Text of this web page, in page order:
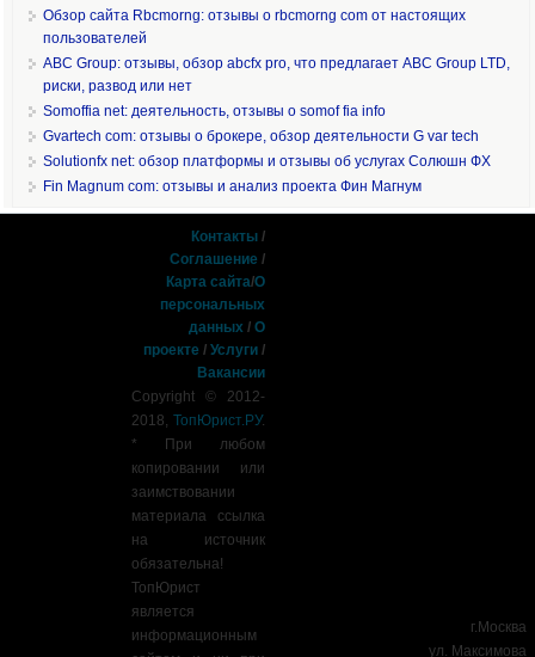
Обзор сайта Rbcmorng: отзывы о rbcmorng com от настоящих
пользователей
ABC Group: отзывы, обзор abcfx pro, что предлагает ABC Group LTD,
риски, развод или нет
Somoffia net: деятельность, отзывы о somof fia info
Gvartech com: отзывы о брокере, обзор деятельности G var tech
Solutionfx net: обзор платформы и отзывы об услугах Солюшн ФХ
Fin Magnum com: отзывы и анализ проекта Фин Магнум
Контакты /
Соглашение /
Карта сайта/О
персональных
данных /О
проекте /Услуги /
Вакансии
Copyright © 2012-
2018,ТопЮрист.РУ.
* При любом
копировании или
заимствовании
материала ссылка
на источник
обязательна!
ТопЮрист
является
информационным
г.Москва
ул. Максимова